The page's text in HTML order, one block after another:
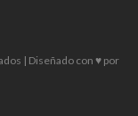
| Diseñado con ♥ por